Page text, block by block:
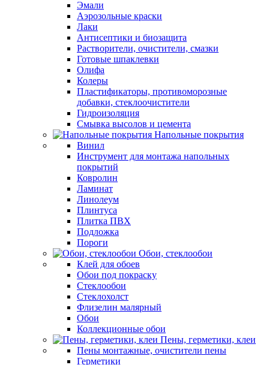
Эмали
Аэрозольные краски
Лаки
Антисептики и биозащита
Растворители, очистители, смазки
Готовые шпаклевки
Олифа
Колеры
Пластификаторы, противоморозные
добавки, стеклоочистители
Гидроизоляция
Смывка высолов и цемента
Напольные покрытия
Винил
Инструмент для монтажа напольных
покрытий
Ковролин
Ламинат
Линолеум
Плинтуса
Плитка ПВХ
Подложка
Пороги
Обои, стеклообои
Клей для обоев
Обои под покраску
Стеклообои
Стеклохолст
Флизелин малярный
Обои
Коллекционные обои
Пены, герметики, клеи
Пены монтажные, очистители пены
Герметики